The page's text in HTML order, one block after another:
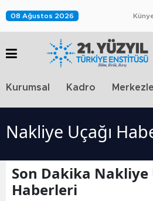
08 Ağustos 2026
Kurumsal Kadro
Nakliye Uçağı
Son Dakika Nakliye
Haberleri